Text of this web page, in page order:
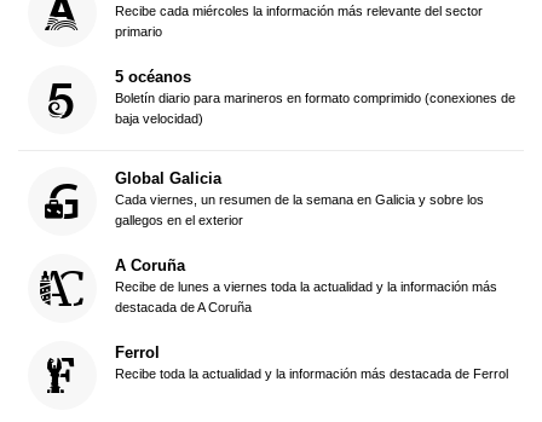
Recibe cada miércoles la información más relevante del sector
primario
5 océanos
Boletín diario para marineros en formato comprimido (conexiones de
baja velocidad)
Global Galicia
Cada viernes, un resumen de la semana en Galicia y sobre los
gallegos en el exterior
A Coruña
Recibe de lunes a viernes toda la actualidad y la información más
destacada de A Coruña
Ferrol
Recibe toda la actualidad y la información más destacada de Ferrol